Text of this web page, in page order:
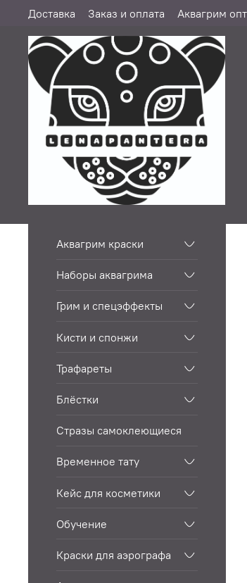
Доставка Заказ и оплата Аквагрим
Аквагрим краски
Наборы аквагрима
Грим и спецэффекты
Кисти и спонжи
Трафареты
Блёстки
Стразы самоклеющиеся
Временное тату
Кейс для косметики
Обучение
Краски для аэрографа